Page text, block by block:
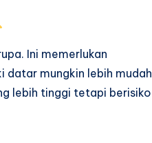
Ini memerlukan
datar mungkin lebih mudah
lebih tinggi tetapi berisiko